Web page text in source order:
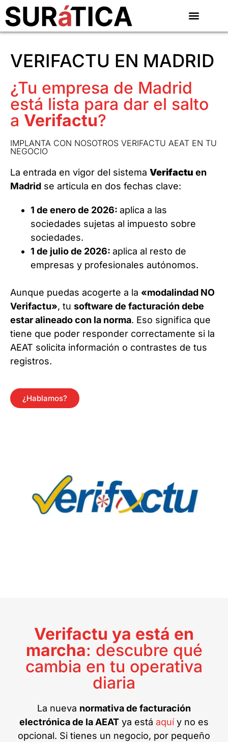
VERIFACTU EN MADRID
¿Tu empresa de Madrid
está lista para dar el salto
a Verifactu?
IMPLANTA CON NOSOTROS VERIFACTU AEAT EN TU
NEGOCIO
La entrada en vigor del sistema Verifactu en
Madrid se articula en dos fechas clave:
1 de enero de 2026: aplica a las
sociedades sujetas al impuesto sobre
sociedades.
1 de julio de 2026: aplica al resto de
empresas y profesionales autónomos.
Aunque puedas acogerte a la «modalindad NO
Verifactu», tu software de facturación debe
estar alineado con la norma. Eso significa que
tiene que poder responder correctamente si la
AEAT solicita información o contrastes de tus
registros.
¿Hablamos?
Verifactu ya está en
marcha: descubre qué
cambia en tu operativa
diaria
La nueva normativa de facturación
electrónica de la AEAT ya está aquíy no es
opcional. Si tienes un negocio, por pequeño